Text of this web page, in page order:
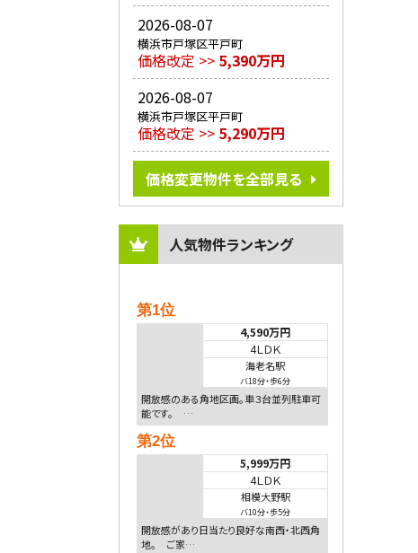
2026-08-07
横浜市戸塚区平戸町
価格改定 >> 5,390万円
2026-08-07
横浜市戸塚区平戸町
価格改定 >> 5,290万円
価格変更物件を全部見る
人気物件ランキング
第1位
4,590万円
4ＬＤＫ
海老名駅
バ18分・歩6分
開放感のある角地区画。車３台並列駐車可
能です。 …
第2位
5,999万円
4ＬＤＫ
相模大野駅
バ10分・歩5分
開放感があり日当たり良好な南西・北西角
地。 ご家…